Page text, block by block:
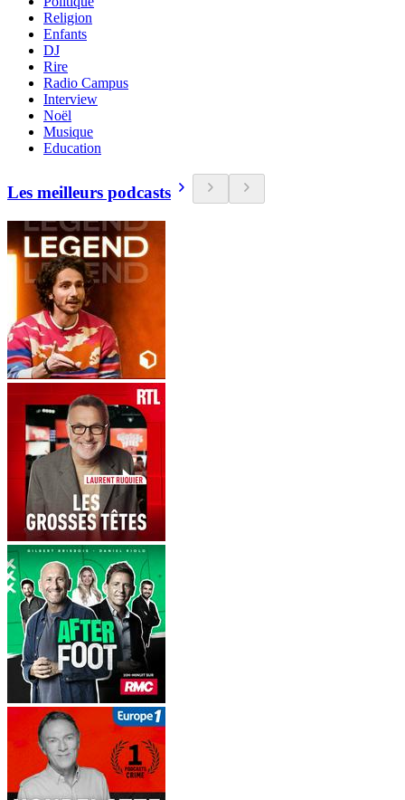
Religion
Enfants
DJ
Rire
Radio Campus
Interview
Noël
Musique
Education
Les meilleurs podcasts